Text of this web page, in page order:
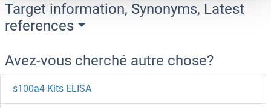
Target information, Synonyms, Latest
references
Avez-vous cherché autre chose?
s100a4 Kits ELISA